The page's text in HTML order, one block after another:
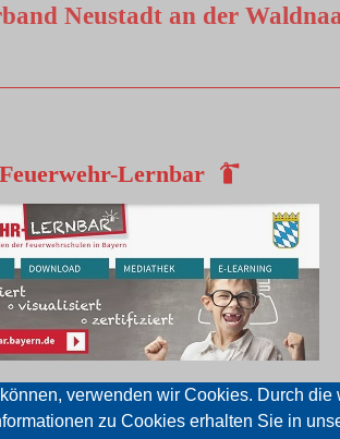
verwenden wir Cookies. Durch die
zu Cookies erhalten Sie in
Neustadt an der
Feuerwehr-Lernbar